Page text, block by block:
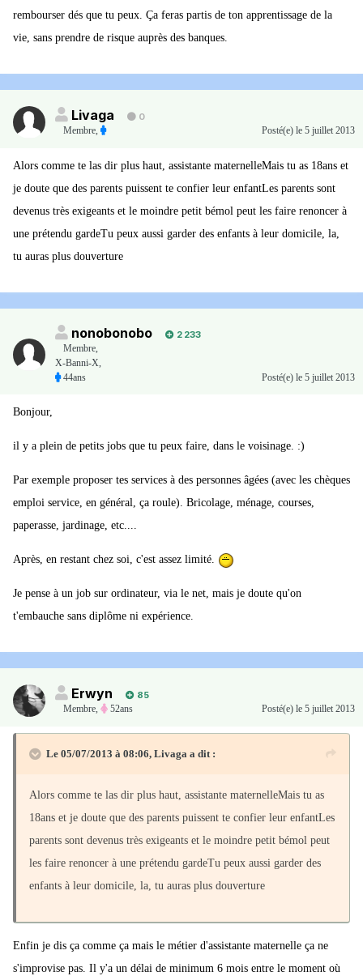
rembourser dés que tu peux. Ça feras partis de ton apprentissage de la
vie, sans prendre de risque auprès des banques.
Livaga
0
Membre, Posté(e) le 5 juillet 2013
Alors comme te las dir plus haut, assistante maternelleMais tu as 18ans et
je doute que des parents puissent te confier leur enfantLes parents sont
devenus très exigeants et le moindre petit bémol peut les faire renoncer à
une prétendu gardeTu peux aussi garder des enfants à leur domicile, la,
tu auras plus douverture
nonobonobo
2 233
Membre,
X-Banni-X,
44ans
Posté(e) le 5 juillet 2013
Bonjour,
il y a plein de petits jobs que tu peux faire, dans le voisinage. :)
Par exemple proposer tes services à des personnes âgées (avec les chèques
emploi service, en général, ça roule). Bricolage, ménage, courses,
paperasse, jardinage, etc....
Après, en restant chez soi, c'est assez limité.
Je pense à un job sur ordinateur, via le net, mais je doute qu'on
t'embauche sans diplôme ni expérience.
Erwyn
85
Membre, 52ans Posté(e) le 5 juillet 2013
Le 05/07/2013 à 08:06, Livaga a dit :
Alors comme te las dir plus haut, assistante maternelleMais tu as
18ans et je doute que des parents puissent te confier leur enfantLes
parents sont devenus très exigeants et le moindre petit bémol peut
les faire renoncer à une prétendu gardeTu peux aussi garder des
enfants à leur domicile, la, tu auras plus douverture
Enfin je dis ça comme ça mais le métier d'assistante maternelle ça ne
s'improvise pas. Il y'a un délai de minimum 6 mois entre le moment où